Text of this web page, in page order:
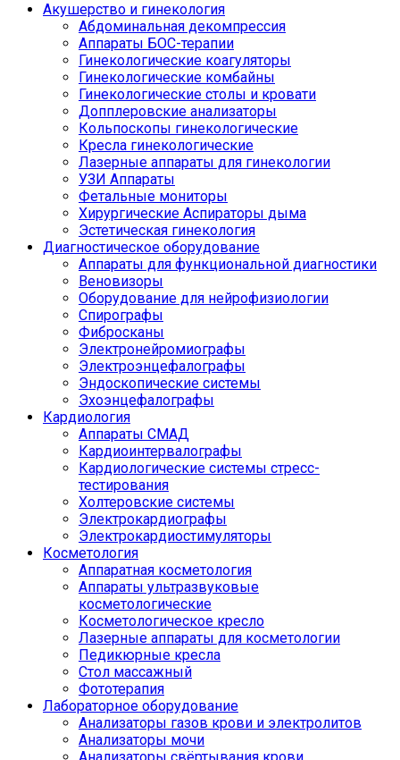
Акушерство и гинекология
Абдоминальная декомпрессия
Аппараты БОС-терапии
Гинекологические коагуляторы
Гинекологические комбайны
Гинекологические столы и кровати
Допплеровские анализаторы
Кольпоскопы гинекологические
Кресла гинекологические
Лазерные аппараты для гинекологии
УЗИ Аппараты
Фетальные мониторы
Хирургические Аспираторы дыма
Эстетическая гинекология
Диагностическое оборудование
Аппараты для функциональной диагностики
Веновизоры
Оборудование для нейрофизиологии
Спирографы
Фибросканы
Электронейромиографы
Электроэнцефалографы
Эндоскопические системы
Эхоэнцефалографы
Кардиология
Аппараты СМАД
Кардиоинтервалографы
Кардиологические системы стресс-
тестирования
Холтеровские системы
Электрокардиографы
Электрокардиостимуляторы
Косметология
Аппаратная косметология
Аппараты ультразвуковые
косметологические
Косметологическое кресло
Лазерные аппараты для косметологии
Педикюрные кресла
Стол массажный
Фототерапия
Лабораторное оборудование
Анализаторы газов крови и электролитов
Анализаторы мочи